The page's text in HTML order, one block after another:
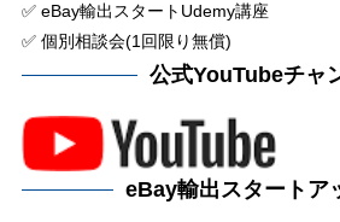
✅ eBay輸出スタートUdemy講座
✅ 個別相談会(1回限り無償)
公式YouTubeチャ
eBay輸出スタートア